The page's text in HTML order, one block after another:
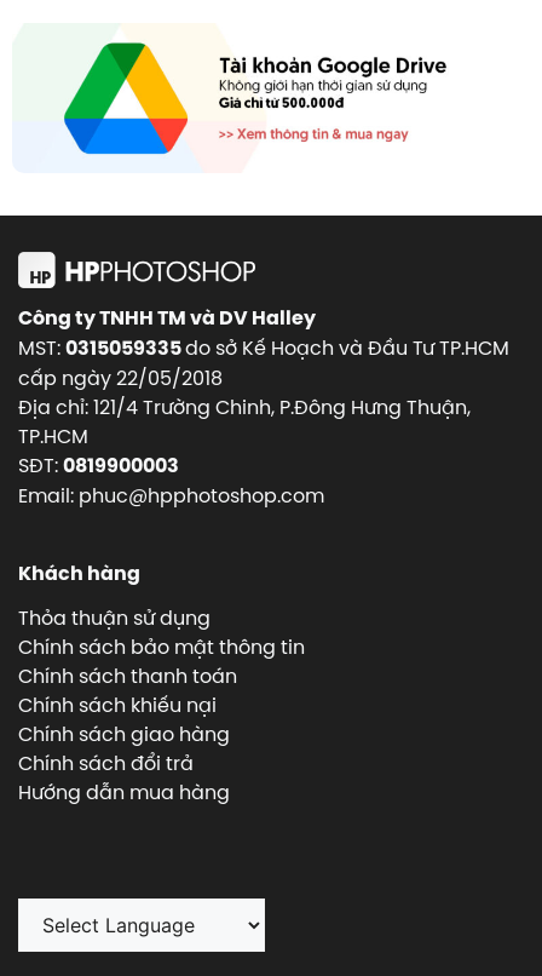
Công ty TNHH TM và DV Halley
MST:0315059335do sở Kế Hoạch và Đầu Tư TP.HCM
cấp ngày 22/05/2018
Địa chỉ: 121/4 Trường Chinh, P.Đông Hưng Thuận,
TP.HCM
SĐT:0819900003
Email: phuc@hpphotoshop.com
Khách hàng
Thỏa thuận sử dụng
Chính sách bảo mật thông tin
Chính sách thanh toán
Chính sách khiếu nại
Chính sách giao hàng
Chính sách đổi trả
Hướng dẫn mua hàng